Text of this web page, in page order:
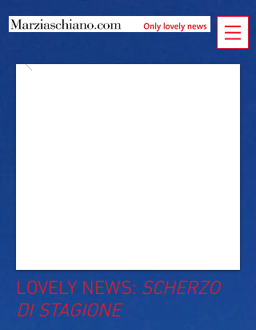
LOVELY NEWS: SCHERZO
DI STAGIONE